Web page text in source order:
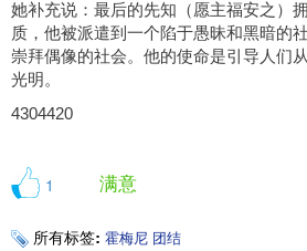
她补充说：最后的先知（愿主福安之）
质，他被派遣到一个陷于愚昧和黑暗的
崇拜偶像的社会。他的使命是引导人们
光明。
4304420
1 满意
所有标签: 霍梅尼 团结